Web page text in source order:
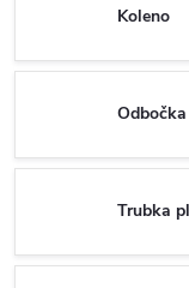
Koleno
Odbočka
Trubka